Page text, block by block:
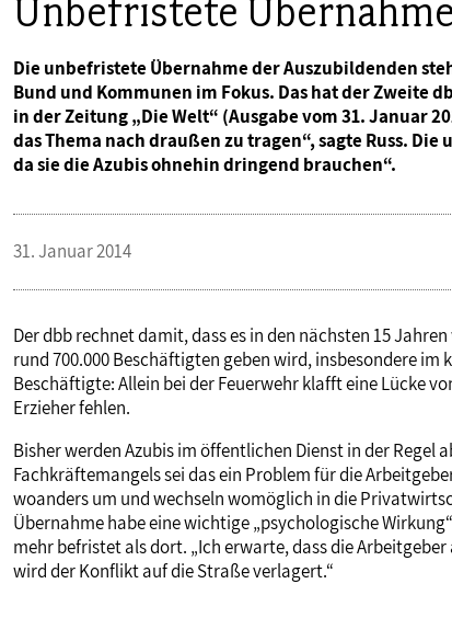
Unbefristete
Die unbefristete Übernahme der Auszubildenden
Bund und Kommunen im Fokus. Das hat der Zweite
in der Zeitung „Die Welt“ (Ausgabe vom 31. Januar
das Thema nach draußen zu tragen“, sagte Russ.
da sie die Azubis ohnehin dringend brauchen“.
31. Januar 2014
Der dbb rechnet damit, dass es in den nächsten 15
rund 700.000 Beschäftigten geben wird, insbesondere
Beschäftigte: Allein bei der Feuerwehr klafft eine Lücke
Erzieher fehlen.
Bisher werden Azubis im öffentlichen Dienst in der Regel
Fachkräftemangels sei das ein Problem für die
woanders um und wechseln womöglich in die
Übernahme habe eine wichtige „psychologische
mehr befristet als dort. „Ich erwarte, dass die Arbeitgeber
wird der Konflikt auf die Straße verlagert.“